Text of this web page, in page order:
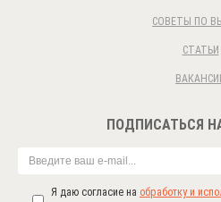
СОВЕТЫ ПО
СТАТЬИ
ПОДПИСАТЬСЯ
Я даю согласие на обработку и